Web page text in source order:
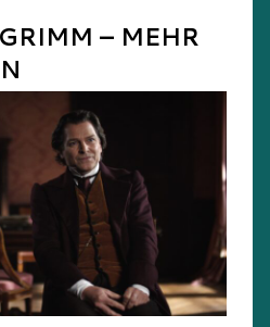
– MEHR